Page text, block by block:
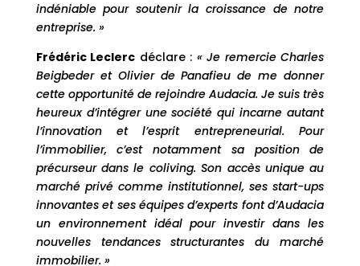
indéniable pour soutenir la croissance de notre
entreprise. »
Frédéric Leclerc déclare : « Je remercie Charles
Beigbeder et Olivier de Panafieu de me donner
cette opportunité de rejoindre Audacia. Je suis très
heureux d’intégrer une société qui incarne autant
l’innovation et l’esprit entrepreneurial. Pour
l’immobilier, c’est notamment sa position de
précurseur dans le coliving. Son accès unique au
marché privé comme institutionnel, ses start-ups
innovantes et ses équipes d’experts font d’Audacia
un environnement idéal pour investir dans les
nouvelles tendances structurantes du marché
immobilier. »